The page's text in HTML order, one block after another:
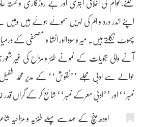
لٹنے،عوام کی اخلاقی ابتری اور بے روزگاری و خستہ
اپنے اندر درد و الم کی لہریں سموئے ہوئے ہیں
پھوٹ نکلتے ہیں۔ میر و سودااور انشا و مصحفی کے
آنے والی ہجویات کے نمونے طنز و مزاح کی غیر
حوالے سے ادبی مجلّے ’’نقوش‘‘ کے مدیر محمد
نمبر‘‘ اور ’’ادبی معرکے نمبر‘‘ شائع کر کے گراں
اودھ پنچ کے عہدسے پہلے طنزیہ و مزاحیہ